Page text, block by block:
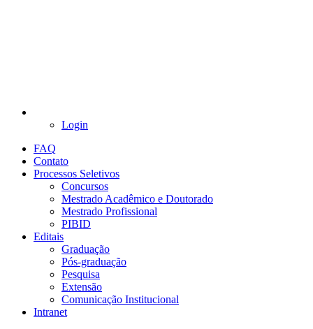
Login
FAQ
Contato
Processos Seletivos
Concursos
Mestrado Acadêmico e Doutorado
Mestrado Profissional
PIBID
Editais
Graduação
Pós-graduação
Pesquisa
Extensão
Comunicação Institucional
Intranet